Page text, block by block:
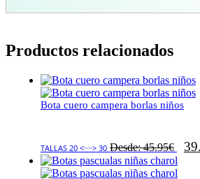
Productos relacionados
Bota cuero campera borlas niños
TALLAS 20 <····> 30 Desde:45.95€